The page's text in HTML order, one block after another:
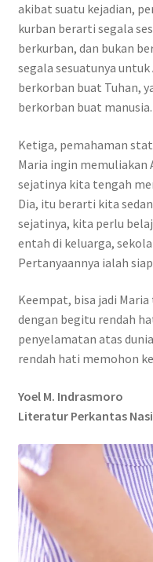
akibat suatu kejadian,
kurban berarti segala
berkurban, dan bukan
segala sesuatunya
berkorban buat Tuhan,
berkorban buat manusia.
Ketiga, pemahaman
Maria ingin
sejatinya kita tengah
Dia, itu berarti kita
sejatinya, kita perlu
entah di keluarga,
Pertanyaannya ialah
Keempat, bisa jadi
dengan begitu rendah
penyelamatan atas
rendah hati memohon
Yoel M. Indrasmoro
Literatur Perkantas